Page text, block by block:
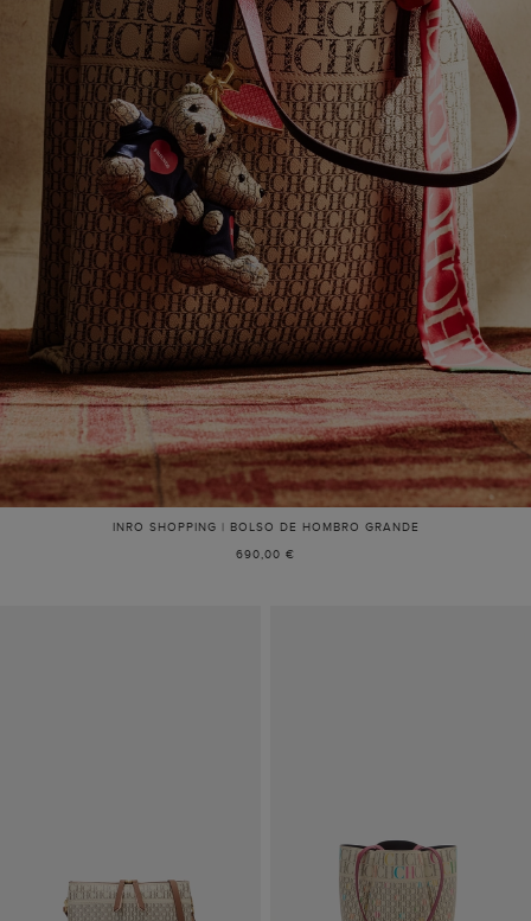
INRO SHOPPING | BOLSO DE HOMBRO GRANDE
690,00 €